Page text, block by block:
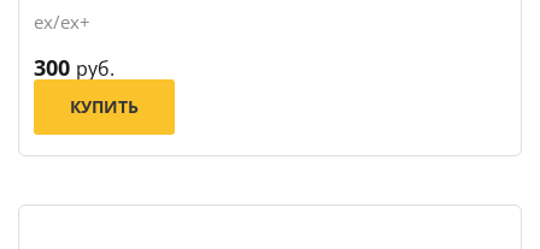
ex/ex+
300 руб.
КУПИТЬ